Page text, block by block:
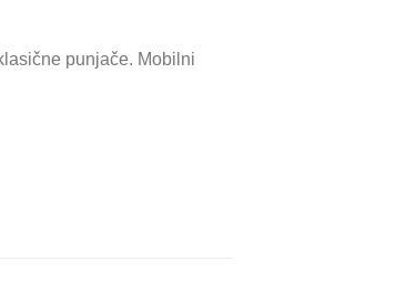
punjače. Mobilni